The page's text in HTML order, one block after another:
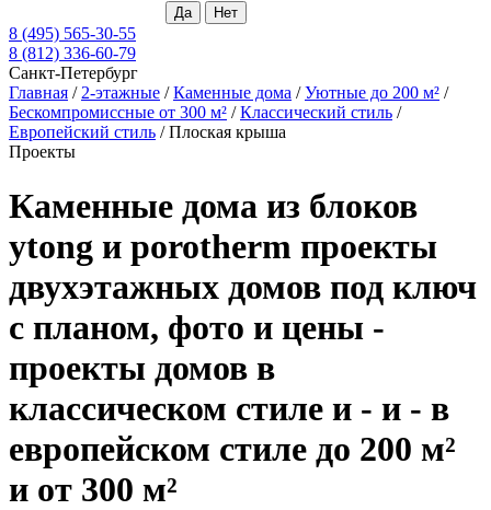
8 (495) 565-30-55
8 (812) 336-60-79
Санкт-Петербург
Главная / 2-этажные /Каменные дома /Уютные до 200 м² /
Бескомпромиссные от 300 м² /Классический стиль /
Европейский стиль /Плоская крыша
Проекты
Каменные дома из блоков
ytong и porotherm проекты
двухэтажных домов под ключ
с планом, фото и цены -
проекты домов в
классическом стиле и - и - в
европейском стиле до 200 м²
и от 300 м²